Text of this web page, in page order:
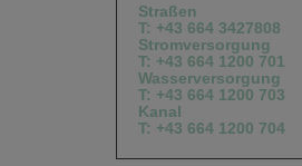
Straßen
T: +43 664 3427808
Stromversorgung
T: +43 664 1200 701
Wasserversorgung
T: +43 664 1200 703
Kanal
T: +43 664 1200 704